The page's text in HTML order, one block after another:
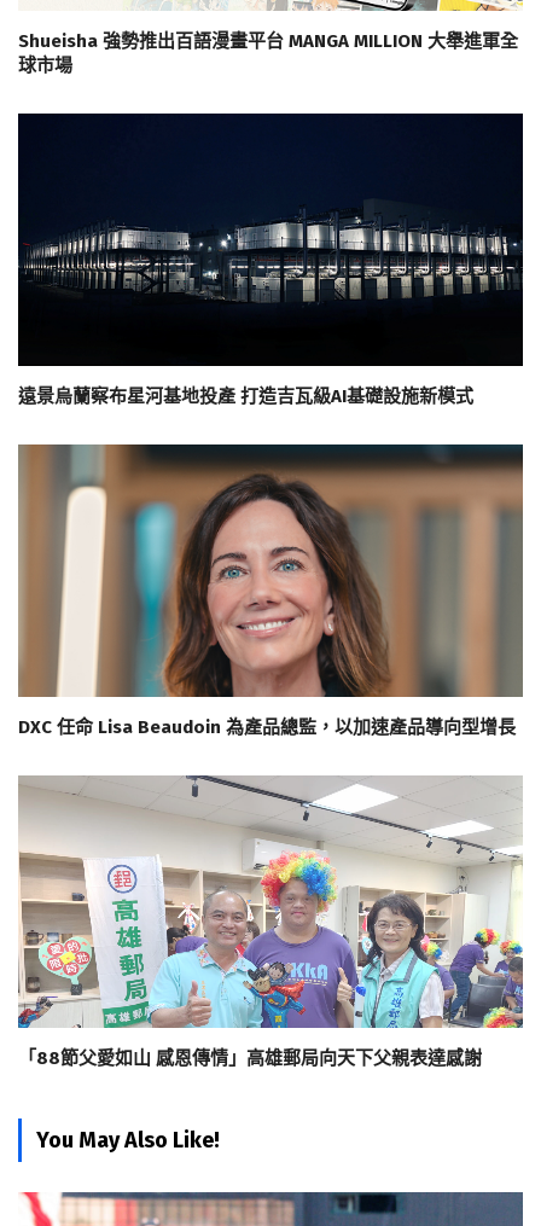
Shueisha 強勢推出百語漫畫平台 MANGA MILLION 大舉進軍全
球市場
遠景烏蘭察布星河基地投產 打造吉瓦級AI基礎設施新模式
DXC 任命 Lisa Beaudoin 為產品總監，以加速產品導向型增長
「88節父愛如山 感恩傳情」高雄郵局向天下父親表達感謝
You May Also Like!